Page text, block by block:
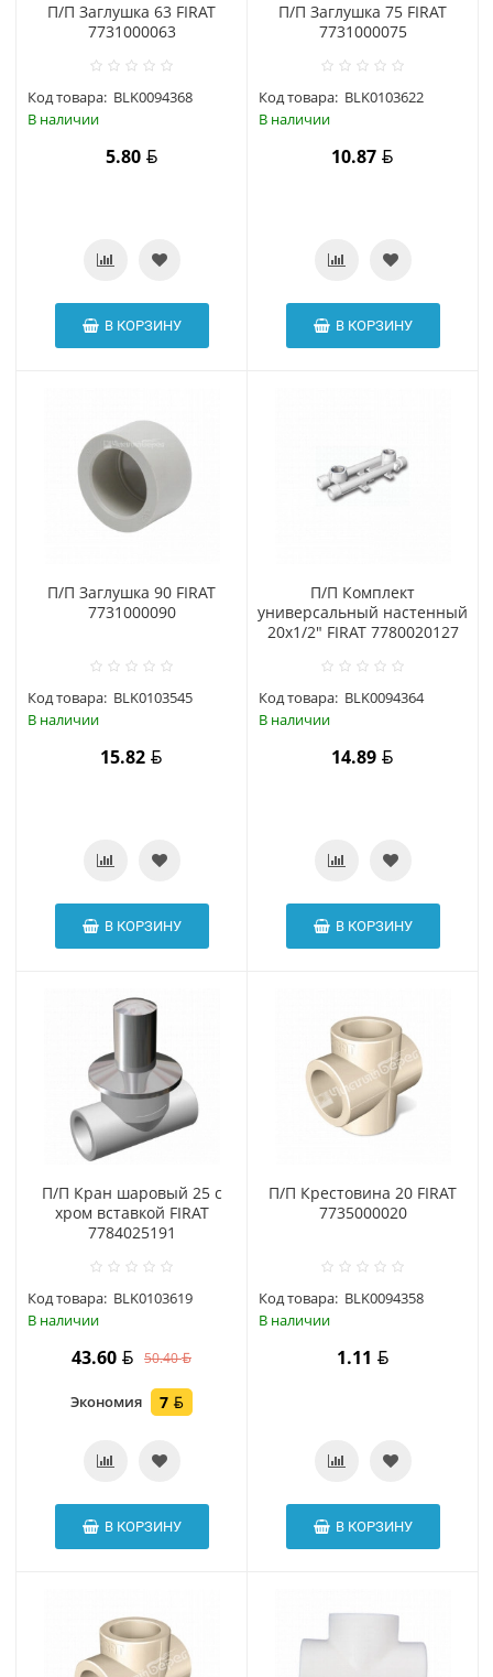
П/П Заглушка 63 FIRAT
7731000063
Код товара: BLK0094368
В наличии
5.80
В КОРЗИНУ
П/П Заглушка 75 FIRAT
7731000075
Код товара: BLK0103622
В наличии
10.87
В КОРЗИНУ
П/П Заглушка 90 FIRAT
7731000090
Код товара: BLK0103545
В наличии
15.82
В КОРЗИНУ
П/П Комплект
универсальный настенный
20х1/2" FIRAT 7780020127
Код товара: BLK0094364
В наличии
14.89
В КОРЗИНУ
П/П Кран шаровый 25 с
хром вставкой FIRAT
7784025191
Код товара: BLK0103619
В наличии
43.60 50.40
Экономия 7
В КОРЗИНУ
П/П Крестовина 20 FIRAT
7735000020
Код товара: BLK0094358
В наличии
1.11
В КОРЗИНУ